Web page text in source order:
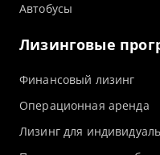
Автобусы
Лизинговые
Финансовый лизинг
Операционная аренда
Лизинг для